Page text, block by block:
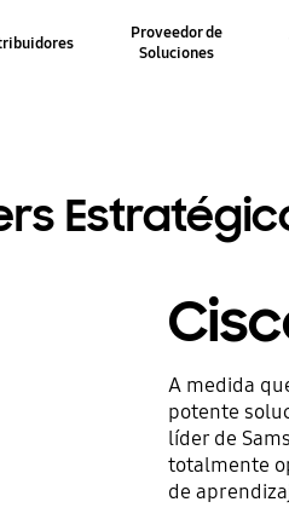
Proveedor de
Soluciones
A medida
potente
líder de
totalmente
de